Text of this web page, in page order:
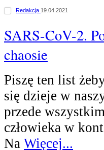
Redakcja 19.04.2021
SARS-CoV-2.
chaosie
Piszę ten list
się dzieje w
przede
człowieka w
Na Więcej...